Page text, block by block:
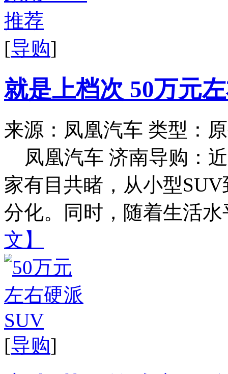
[导购]
就是上档次 50万元
来源：凤凰汽车 类型：
凤凰汽车 济南导购：
家有目共睹，从小型
分化。同时，随着生活
文】
[导购]